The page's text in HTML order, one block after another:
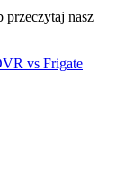
przeczytaj nasz
vs Frigate